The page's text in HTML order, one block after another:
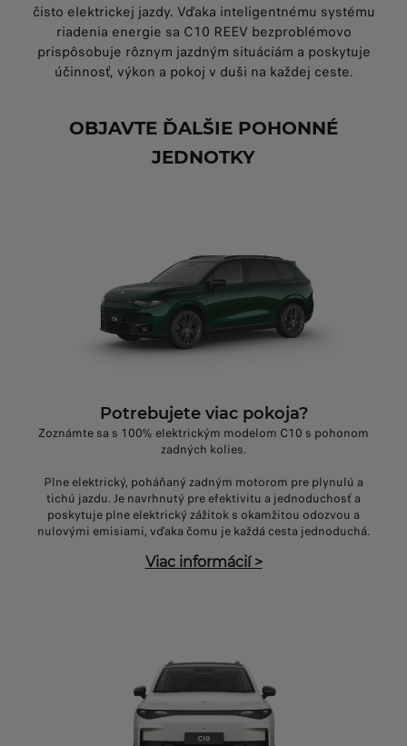
čisto elektrickej jazdy. Vďaka inteligentnému systému
riadenia energie sa C10 REEV bezproblémovo
prispôsobuje rôznym jazdným situáciám a poskytuje
účinnosť, výkon a pokoj v duši na každej ceste.
OBJAVTE ĎALŠIE POHONNÉ
JEDNOTKY
Potrebujete viac pokoja?
Zoznámte sa s 100% elektrickým modelom C10 s pohonom
zadných kolies.
Plne elektrický, poháňaný zadným motorom pre plynulú a
tichú jazdu. Je navrhnutý pre efektivitu a jednoduchosť a
poskytuje plne elektrický zážitok s okamžitou odozvou a
nulovými emisiami, vďaka čomu je každá cesta jednoduchá.
Viac informácií>